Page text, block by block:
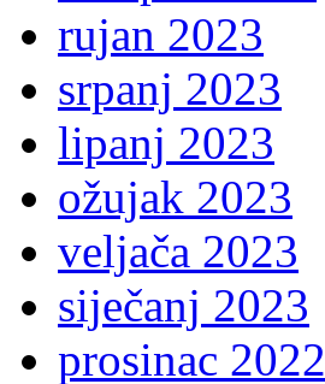
rujan 2023
srpanj 2023
lipanj 2023
ožujak 2023
veljača 2023
siječanj 2023
prosinac 2022